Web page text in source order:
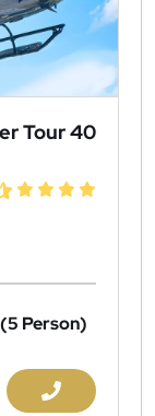
40 Minutes Helicopter Tour
Person)